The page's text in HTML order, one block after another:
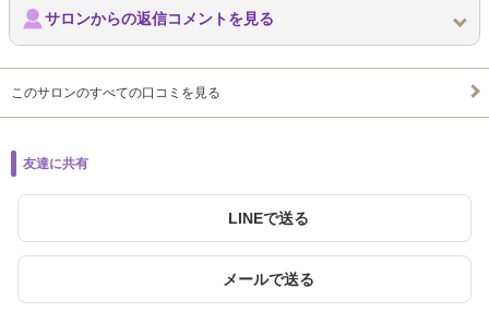
サロンからの返信コメントを見る
このサロンのすべての口コミを見る
友達に共有
LINEで送る
メールで送る